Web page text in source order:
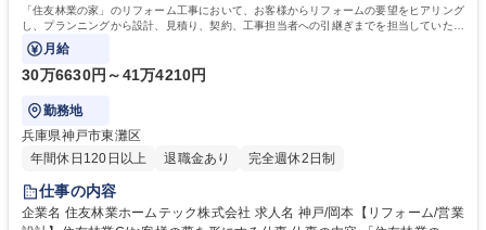
「住友林業の家」のリフォーム工事において、お客様からリフォームの要望をヒアリング
し、プランニングから設計、見積り、契約、工事担当者への引継ぎまでを担当していただ
きます。
月給
30万6630円～41万4210円
勤務地
兵庫県神戸市東灘区
年間休日120日以上
退職金あり 完全週休2日制
仕事の内容
企業名 住友林業ホームテック株式会社 求人名 神戸/岡本【リフォーム/営業